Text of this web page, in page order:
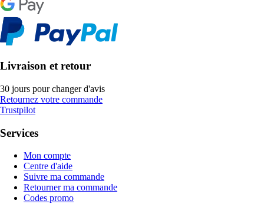
Livraison et retour
30 jours pour changer d'avis
Retournez votre commande
Trustpilot
Services
Mon compte
Centre d'aide
Suivre ma commande
Retourner ma commande
Codes promo